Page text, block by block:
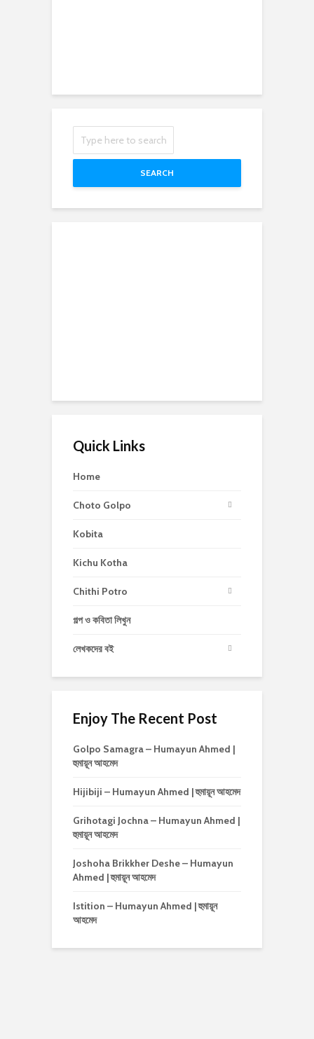
SEARCH
Quick Links
Home
Choto Golpo
Kobita
Kichu Kotha
Chithi Potro
গল্প ও কবিতা লিখুন
লেখকদের বই
Enjoy The Recent Post
Golpo Samagra – Humayun Ahmed |
হুমায়ূন আহমেদ
Hijibiji – Humayun Ahmed | হুমায়ূন আহমেদ
Grihotagi Jochna – Humayun Ahmed |
হুমায়ূন আহমেদ
Joshoha Brikkher Deshe – Humayun
Ahmed | হুমায়ূন আহমেদ
Istition – Humayun Ahmed | হুমায়ূন
আহমেদ